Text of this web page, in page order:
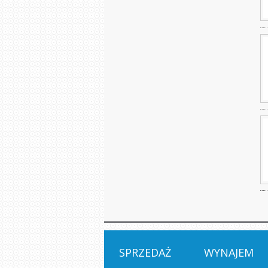
SPRZEDAŻ WYNAJEM